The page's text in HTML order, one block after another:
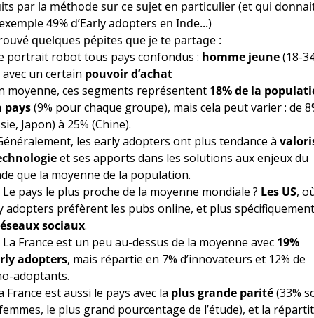
par la méthode sur ce sujet en particulier (et qui
49% d’Early adopters en Inde...)
quelques pépites que je te partage :
portrait robot tous pays confondus : homme jeune(18-
avec un certain pouvoir d’achat
moyenne, ces segments représentent 18% de la
pays(9% pour chaque groupe), mais cela peut varier : de
Japon) à 25% (Chine).
les early adopters ont plus tendance à
et ses apports dans les solutions aux enjeux du
que la moyenne de la population.
pays le plus proche de la moyenne mondiale ? Les US,
adopters préfèrent les pubs online, et plus
sociaux.
France est un peu au-dessus de la moyenne avec 19%
adopters, mais répartie en 7% d’innovateurs et 12% de
adoptants.
France est aussi le pays avec la plus grande parité(33%
le plus grand pourcentage de l’étude), et la